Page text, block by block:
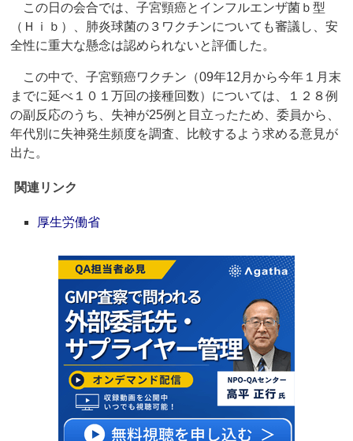
この日の会合では、子宮頸癌とインフルエンザ菌ｂ型
（Ｈｉｂ）、肺炎球菌の３ワクチンについても審議し、安
全性に重大な懸念は認められないと評価した。
この中で、子宮頸癌ワクチン（09年12月から今年１月末
までに延べ１０１万回の接種回数）については、１２８例
の副反応のうち、失神が25例と目立ったため、委員から、
年代別に失神発生頻度を調査、比較するよう求める意見が
出た。
関連リンク
厚生労働省